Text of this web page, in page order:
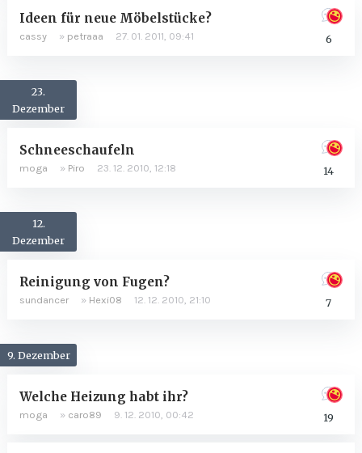
6
Ideen für neue Möbelstücke?
cassy » petraaa 27. 01. 2011, 09:41
23.
Dezember
14
Schneeschaufeln
moga » Piro 23. 12. 2010, 12:18
12.
Dezember
7
Reinigung von Fugen?
sundancer » Hexi08 12. 12. 2010, 21:10
9. Dezember
19
Welche Heizung habt ihr?
moga » caro89 9. 12. 2010, 00:42